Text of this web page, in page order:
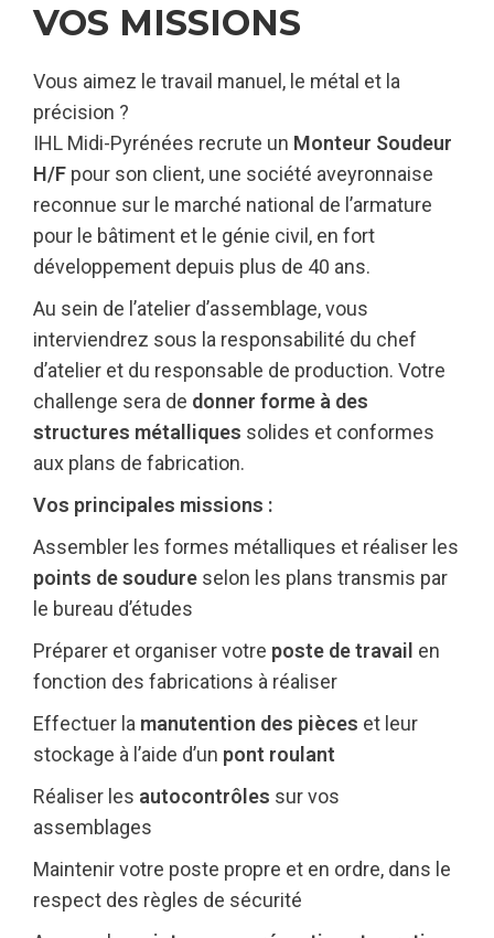
VOS MISSIONS
Vous aimez le travail manuel, le métal et la
précision ?
IHL Midi-Pyrénées recrute un Monteur Soudeur
H/F pour son client, une société aveyronnaise
reconnue sur le marché national de l’armature
pour le bâtiment et le génie civil, en fort
développement depuis plus de 40 ans.
Au sein de l’atelier d’assemblage, vous
interviendrez sous la responsabilité du chef
d’atelier et du responsable de production. Votre
challenge sera de donner forme à des
structures métalliques solides et conformes
aux plans de fabrication.
Vos principales missions :
Assembler les formes métalliques et réaliser les
points de soudure selon les plans transmis par
le bureau d’études
Préparer et organiser votre poste de travail en
fonction des fabrications à réaliser
Effectuer la manutention des pièces et leur
stockage à l’aide d’un pont roulant
Réaliser les autocontrôles sur vos
assemblages
Maintenir votre poste propre et en ordre, dans le
respect des règles de sécurité